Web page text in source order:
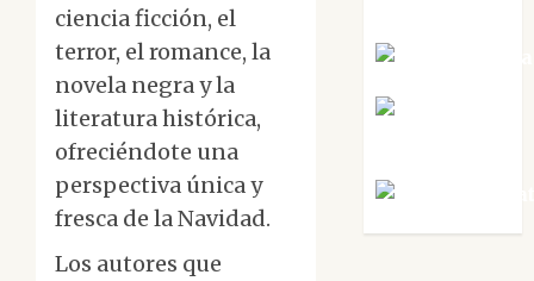
ciencia ficción, el
terror, el romance, la
novela negra y la
literatura histórica,
ofreciéndote una
perspectiva única y
fresca de la Navidad.
Los autores que